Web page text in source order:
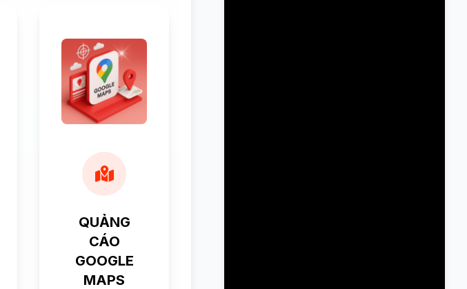
QUẢNG
CÁO
GOOGLE
MAPS